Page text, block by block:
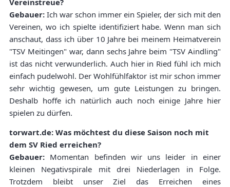
Gebauer: Ich war schon immer ein Spieler, der sich mit den
Vereinen, wo ich spielte identifiziert habe. Wenn man sich
anschaut, dass ich über 10 Jahre bei meinem Heimatverein
"TSV Meitingen" war, dann sechs Jahre beim "TSV Aindling"
ist das nicht verwunderlich. Auch hier in Ried fühl ich mich
einfach pudelwohl. Der Wohlfühlfaktor ist mir schon immer
sehr wichtig gewesen, um gute Leistungen zu bringen.
Deshalb hoffe ich natürlich auch noch einige Jahre hier
spielen zu dürfen.
torwart.de: Was möchtest du diese Saison noch mit
dem SV Ried erreichen?
Gebauer: Momentan befinden wir uns leider in einer
kleinen Negativspirale mit drei Niederlagen in Folge.
Trotzdem bleibt unser Ziel das Erreichen eines